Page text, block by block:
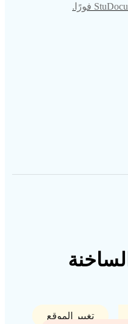
تغيير الموقع